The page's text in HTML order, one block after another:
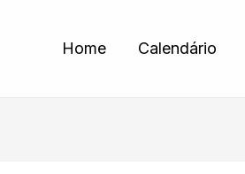
Home Calendário